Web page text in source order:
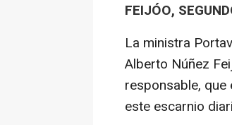
FEIJÓO,
La ministra
Alberto Núñez
responsable,
este escarnio